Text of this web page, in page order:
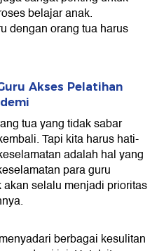
belajar anak.
dengan orang tua harus
Akses Pelatihan
tua yang tidak sabar
Tapi kita harus hati-
adalah hal yang
para guru
selalu menjadi prioritas
berbagai kesulitan